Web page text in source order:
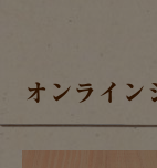
オンライン